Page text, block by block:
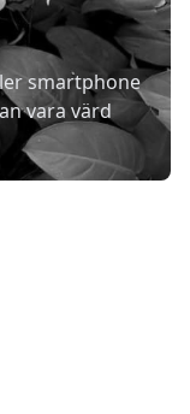
smartphone
vara värd